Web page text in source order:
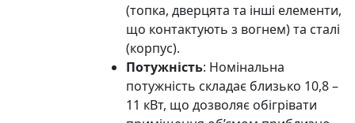
(топка, дверцята та інші елементи,
що контактують з вогнем) та сталі
(корпус).
Потужність: Номінальна
потужність складає близько 10,8 –
11 кВт, що дозволяє обігрівати